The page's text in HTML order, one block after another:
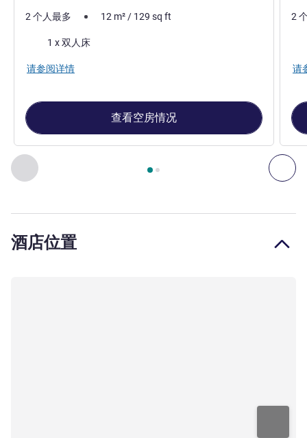
上一个 - 客房 下
第 页，共 , 客房 1 : 标准房，配备 1 张双人床 , 客房 2 :
2 个人最多 12 m²/ 129 sq ft
床上用品1 x 双人床
请参阅详情
查看空房情况
2
请
酒店位置